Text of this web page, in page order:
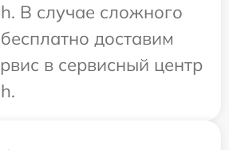
В случае сложного
доставим
в сервисный центр